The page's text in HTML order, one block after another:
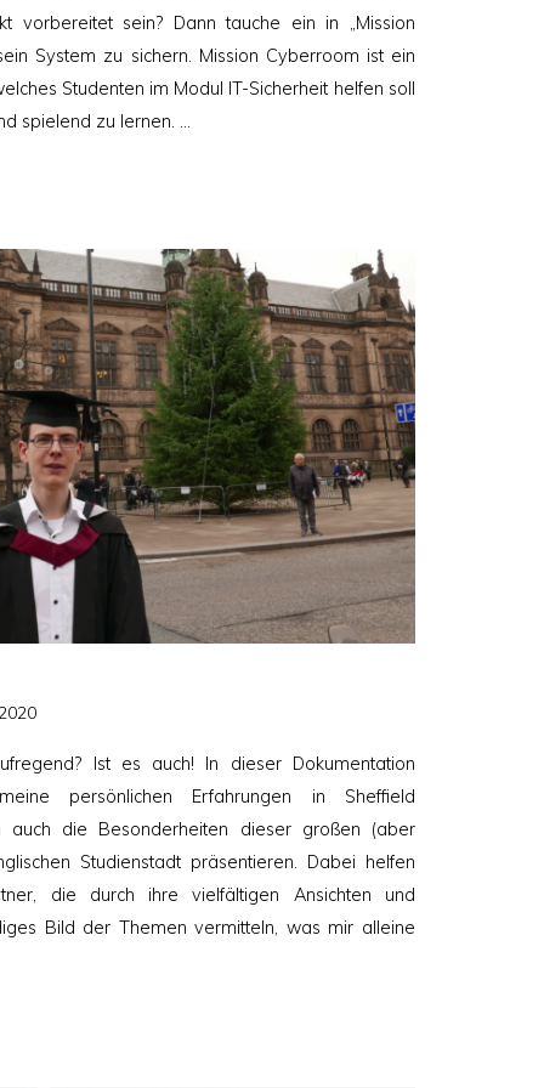
vorbereitet sein? Dann tauche ein in „Mission
System zu sichern. Mission Cyberroom ist ein
Studenten im Modul IT-Sicherheit helfen soll
spielend zu lernen. …
Ist es auch! In dieser Dokumentation
persönlichen Erfahrungen in Sheffield
auch die Besonderheiten dieser großen (aber
Studienstadt präsentieren. Dabei helfen
die durch ihre vielfältigen Ansichten und
Bild der Themen vermitteln, was mir alleine